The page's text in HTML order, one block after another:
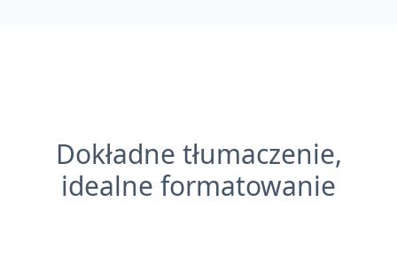
Dokładne tłumaczenie,
idealne formatowanie